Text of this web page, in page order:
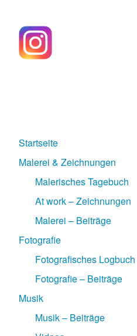
Startseite
Malerei & Zeichnungen
Malerisches Tagebuch
At work – Zeichnungen
Malerei – Beiträge
Fotografie
Fotografisches Logbuch
Fotografie – Beiträge
Musik
Musik – Beiträge